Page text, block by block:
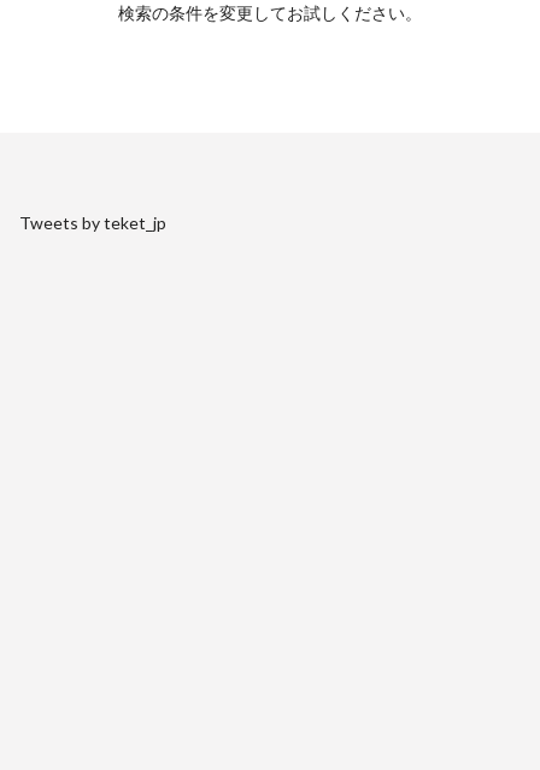
検索の条件を変更してお試しください。
Tweets by teket_jp